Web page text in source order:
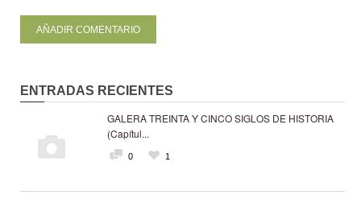
ENTRADAS RECIENTES
GALERA TREINTA Y CINCO SIGLOS DE HISTORIA
(Capítul...
0 1